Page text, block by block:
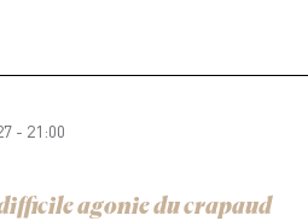
- 21:00
agonie du crapaud